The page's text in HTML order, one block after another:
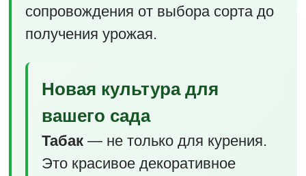
сопровождения от выбора сорта до
получения урожая.
Новая культура для
вашего сада
Табак— не только для курения.
Это красивое декоративное